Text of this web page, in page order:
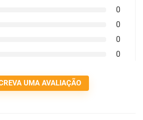
0
0
0
0
UMA AVALIAÇÃO